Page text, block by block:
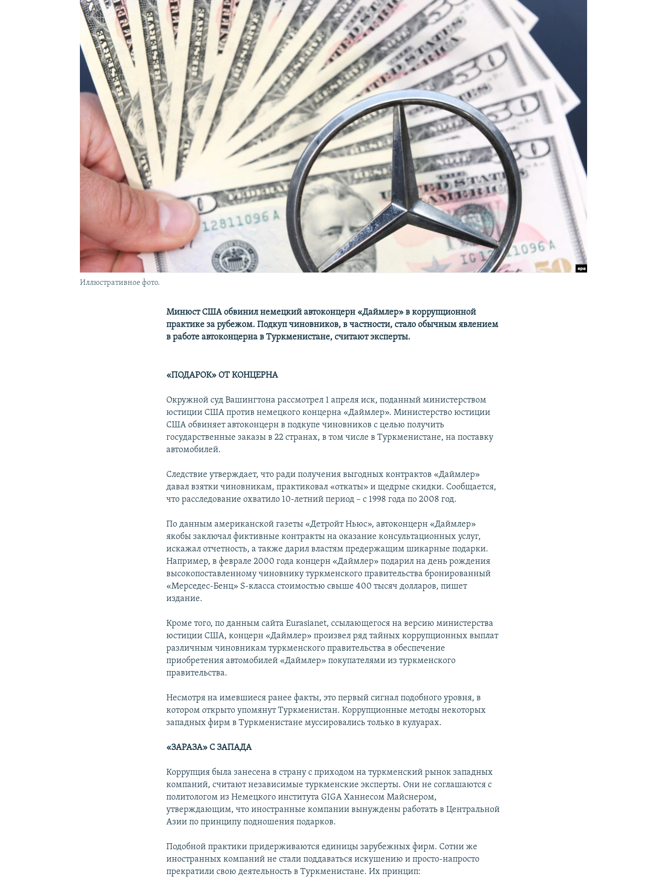
Иллюстративное фото.
Минюст США обвинил немецкий автоконцерн «Даймлер» в коррупционной
практике за рубежом. Подкуп чиновников, в частности, стало обычным явлением
в работе автоконцерна в Туркменистане, считают эксперты.
«ПОДАРОК» ОТ КОНЦЕРНА
Окружной суд Вашингтона рассмотрел 1 апреля иск, поданный министерством
юстиции США против немецкого концерна «Даймлер». Министерство юстиции
США обвиняет автоконцерн в подкупе чиновников с целью получить
государственные заказы в 22 странах, в том числе в Туркменистане, на поставку
автомобилей.
Следствие утверждает, что ради получения выгодных контрактов «Даймлер»
давал взятки чиновникам, практиковал «откаты» и щедрые скидки. Сообщается,
что расследование охватило 10-летний период – с 1998 года по 2008 год.
По данным американской газеты «Детройт Ньюс», автоконцерн «Даймлер»
якобы заключал фиктивные контракты на оказание консультационных услуг,
искажал отчетность, а также дарил властям предержащим шикарные подарки.
Например, в феврале 2000 года концерн «Даймлер» подарил на день рождения
высокопоставленному чиновнику туркменского правительства бронированный
«Мерседес-Бенц» S-класса стоимостью свыше 400 тысяч долларов, пишет
издание.
Кроме того, по данным сайта Eurasianet, ссылающегося на версию министерства
юстиции США, концерн «Даймлер» произвел ряд тайных коррупционных выплат
различным чиновникам туркменского правительства в обеспечение
приобретения автомобилей «Даймлер» покупателями из туркменского
правительства.
Несмотря на имевшиеся ранее факты, это первый сигнал подобного уровня, в
котором открыто упомянут Туркменистан. Коррупционные методы некоторых
западных фирм в Туркменистане муссировались только в кулуарах.
«ЗАРАЗА» С ЗАПАДА
Коррупция была занесена в страну с приходом на туркменский рынок западных
компаний, считают независимые туркменские эксперты. Они не соглашаются с
политологом из Немецкого института GIGA Ханнесом Майснером,
утверждающим, что иностранные компании вынуждены работать в Центральной
Азии по принципу подношения подарков.
Подобной практики придерживаются единицы зарубежных фирм. Сотни же
иностранных компаний не стали поддаваться искушению и просто-напросто
прекратили свою деятельность в Туркменистане. Их принцип: